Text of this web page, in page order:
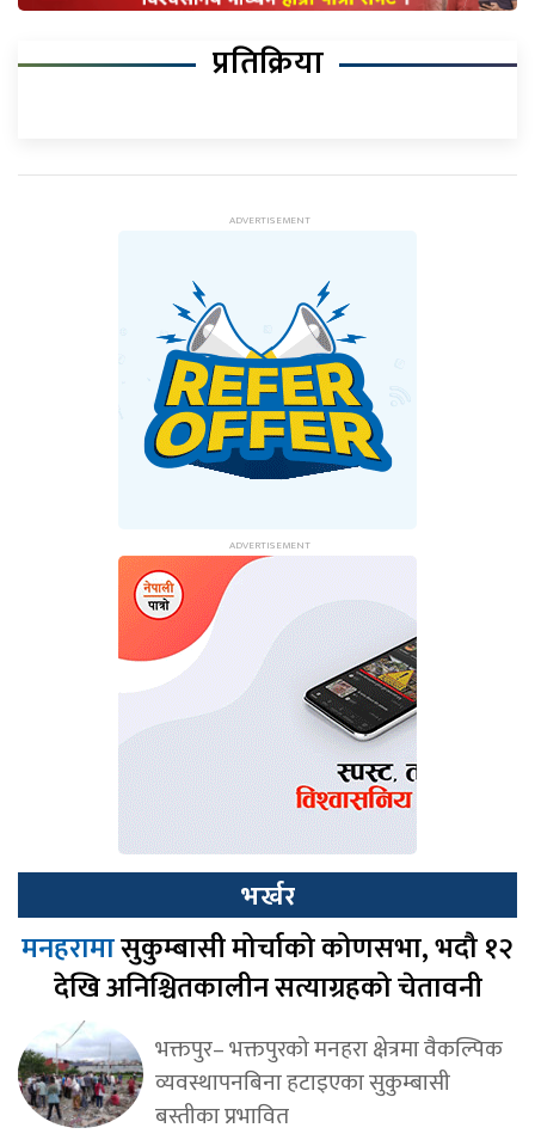
प्रतिक्रिया
भर्खर
मनहरामासुकुम्बासी मोर्चाको कोणसभा, भदौ १२
देखि अनिश्चितकालीन सत्याग्रहको चेतावनी
भक्तपुर– भक्तपुरको मनहरा क्षेत्रमा वैकल्पिक
व्यवस्थापनबिना हटाइएका सुकुम्बासी
बस्तीका प्रभावित